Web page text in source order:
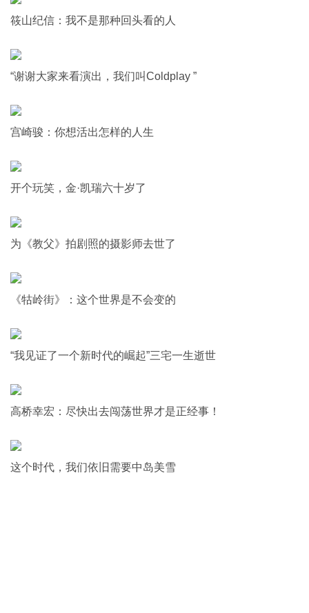
筱山纪信：我不是那种回头看的人
“谢谢大家来看演出，我们叫Coldplay ”
宫崎骏：你想活出怎样的人生
开个玩笑，金·凯瑞六十岁了
为《教父》拍剧照的摄影师去世了
《牯岭街》：这个世界是不会变的
“我见证了一个新时代的崛起”三宅一生逝世
高桥幸宏：尽快出去闯荡世界才是正经事！
这个时代，我们依旧需要中岛美雪